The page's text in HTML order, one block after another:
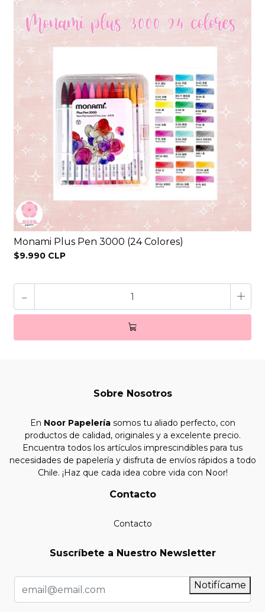
Monami Plus Pen 3000 (24 Colores)
$9.990 CLP
- +
Sobre Nosotros
En Noor Papeleríasomos tu aliado perfecto, con
productos de calidad, originales y a excelente precio.
Encuentra todos los artículos imprescindibles para tus
necesidades de papelería y disfruta de envíos rápidos a todo
Chile. ¡Haz que cada idea cobre vida con Noor!
Contacto
Contacto
Suscríbete a Nuestro Newsletter
Notifícame